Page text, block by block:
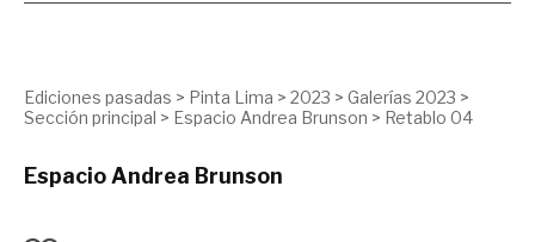
Ediciones pasadas > Pinta Lima > 2023 > Galerías 2023 >
Sección principal > Espacio Andrea Brunson > Retablo 04
Espacio Andrea Brunson